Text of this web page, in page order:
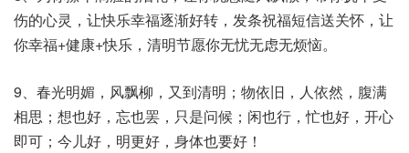
伤的心灵，让快乐幸福逐渐好转，发条祝福短信送关怀，让
你幸福+健康+快乐，清明节愿你无忧无虑无烦恼。
9、春光明媚，风飘柳，又到清明；物依旧，人依然，腹满
相思；想也好，忘也罢，只是问候；闲也行，忙也好，开心
即可；今儿好，明更好，身体也要好！